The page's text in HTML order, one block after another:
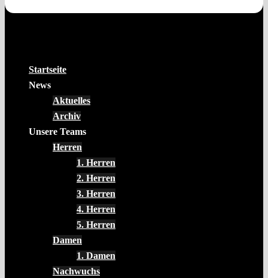
Startseite
News
Aktuelles
Archiv
Unsere Teams
Herren
1. Herren
2. Herren
3. Herren
4. Herren
5. Herren
Damen
1. Damen
Nachwuchs